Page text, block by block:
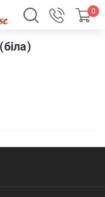
0
Б'янко (біла)